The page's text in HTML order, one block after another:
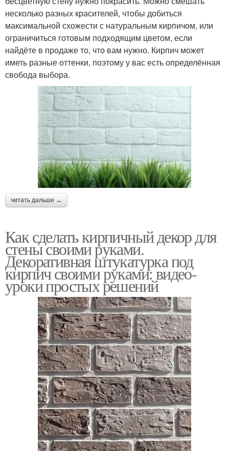
несколько разных красителей, чтобы добиться
максимальной схожести с натуральным кирпичом, или
ограничиться готовым подходящим цветом, если
найдёте в продаже то, что вам нужно. Кирпич может
иметь разные оттенки, поэтому у вас есть определённая
свобода выбора.
читать дальше →
Как сделать кирпичный декор для
стены своими руками.
Декоративная штукатурка под
кирпич своими руками: видео-
уроки простых решений